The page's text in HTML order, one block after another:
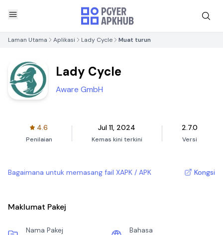
Laman Utama Aplikasi Lady Cycle Muat turun
Lady Cycle
Aware GmbH
4.6
Penilaian
Jul 11, 2024
Kemas kini terkini
2.7.0
Versi
Bagaimana untuk memasang fail XAPK / APK Kongsi
Maklumat Pakej
Nama Pakej Bahasa